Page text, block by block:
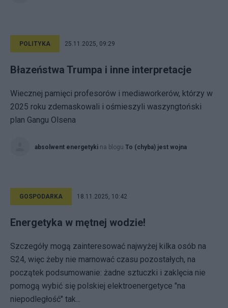
POLITYKA 25.11.2025, 09:29
Błazeństwa Trumpa i inne interpretacje
Wiecznej pamięci profesorów i mediaworkerów, którzy w
2025 roku zdemaskowali i ośmieszyli waszyngtoński
plan Gangu Olsena
absolwent energetyki na blogu To (chyba) jest wojna
GOSPODARKA 18.11.2025, 10:42
Energetyka w mętnej wodzie!
Szczegóły mogą zainteresować najwyżej kilka osób na
S24, więc żeby nie marnować czasu pozostałych, na
początek podsumowanie: żadne sztuczki i zaklęcia nie
pomogą wybić się polskiej elektroenergetyce "na
niepodległość" tak...